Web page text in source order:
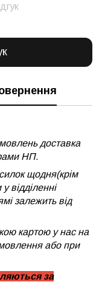
доставка
НП.
щодня(крім
відділенні
залежить від
картою у нас на
або при
за